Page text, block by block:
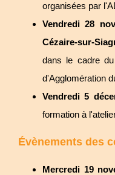
organisées par
Vendredi 28
Cézaire-sur-
dans le cadre
d'Agglomération
Vendredi 5
formation à
Évènements des
Mercredi 19